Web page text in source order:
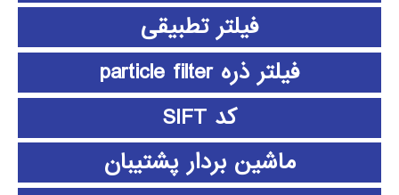
فیلتر تطبیقی
فیلتر ذره particle filter
کد SIFT
ماشین بردار پشتیبان